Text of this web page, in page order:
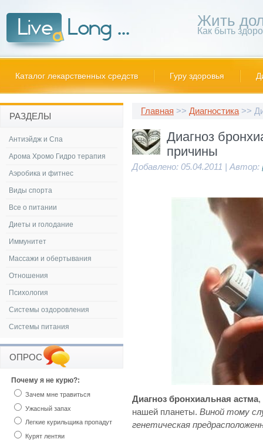
Жить
Как быть
Каталог лекарственных средств Гуру здоровья
Главная >> Диагностика >>
Диагноз
причины
Добавлено: 05.04.2011 | Автор:
Диагноз бронхиальная астма,
нашей планеты. Виной тому
генетическая
РАЗДЕЛЫ
Антиэйдж и Спа
Арома Хромо Гидро терапия
Аэробика и фитнес
Виды спорта
Все о питании
Диеты и голодание
Иммунитет
Массажи и обертывания
Отношения
Психология
Системы оздоровления
Системы питания
ОПРОС
Почему я не курю?:
Зачем мне травиться
Ужасный запах
Легкие курильщика пропадут
Курят лентяи